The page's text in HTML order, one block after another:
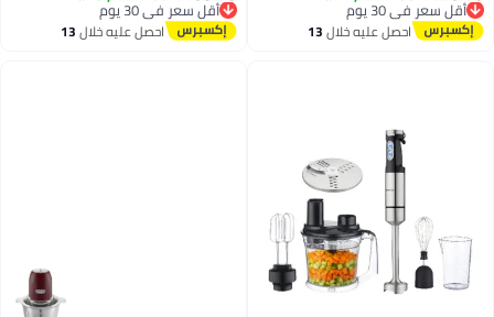
توصيل مجاني
أقل سعر في 30 يوماحصل عليه خلال13
توصيل مجاني
أقل سعر في 30 يوماحصل عليه خلال13